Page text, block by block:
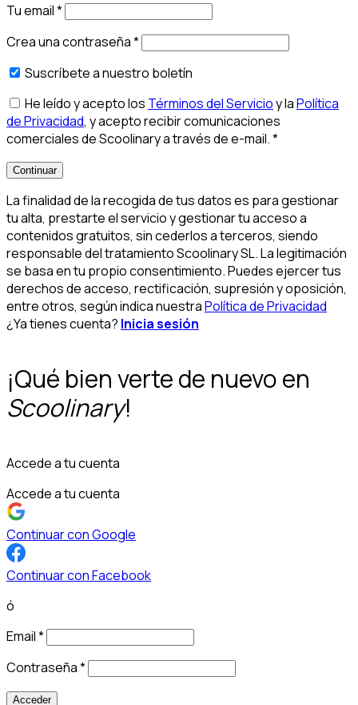
Tu email*
Crea una contraseña*
Suscríbete a nuestro boletín
He leído y acepto los Términos del Servicioy laPolítica
de Privacidad, y acepto recibir comunicaciones
comerciales de Scoolinary a través de e-mail.*
Continuar
La finalidad de la recogida de tus datos es para gestionar
tu alta, prestarte el servicio y gestionar tu acceso a
contenidos gratuitos, sin cederlos a terceros, siendo
responsable del tratamiento Scoolinary SL. La legitimación
se basa en tu propio consentimiento. Puedes ejercer tus
derechos de acceso, rectificación, supresión y oposición,
entre otros, según indica nuestraPolítica de Privacidad
¿Ya tienes cuenta? Inicia sesión
¡Qué bien verte de nuevo en
Scoolinary!
Accede a tu cuenta
Accede a tu cuenta
Continuar con Google
Continuar con Facebook
ó
Email*
Contraseña*
Acceder